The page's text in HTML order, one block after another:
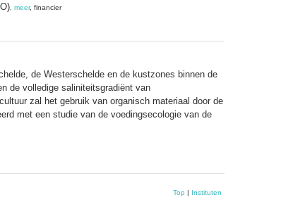
meer, financier
de Westerschelde en de kustzones binnen de
de volledige saliniteitsgradiënt van
zal het gebruik van organisch materiaal door de
met een studie van de voedingsecologie van de
Top | Instituten